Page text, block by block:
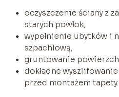
oczyszczenie ściany z
starych powłok,
wypełnienie ubytków i
szpachlową,
gruntowanie
dokładne
przed montażem tapety.